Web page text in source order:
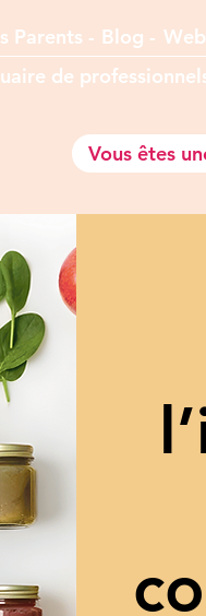
Parents - Blog -
de
Vous êtes